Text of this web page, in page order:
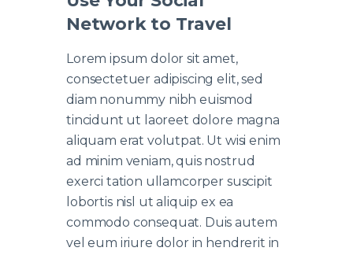
Network to Travel
Lorem ipsum dolor sit amet,
consectetuer adipiscing elit, sed
diam nonummy nibh euismod
tincidunt ut laoreet dolore magna
aliquam erat volutpat. Ut wisi enim
ad minim veniam, quis nostrud
exerci tation ullamcorper suscipit
lobortis nisl ut aliquip ex ea
commodo consequat. Duis autem
vel eum iriure dolor in hendrerit in